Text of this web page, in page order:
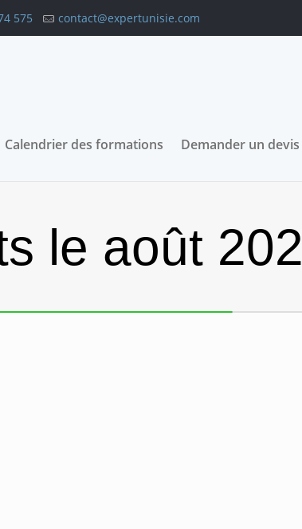
575 contact@expertunisie.com
Calendrier des formations Demander un devis
le août